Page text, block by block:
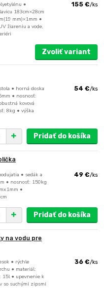
•
183cm×28cm
mm)×1mm •
žiareniu a vode,
155 €/ks
Zvoliť variant
• horná doska
• nosnosť:
kovová
8kg • výška
54 €/ks
Pridať do košíka
• sedák a
• nosnosť: 150kg
•
49 €/ks
Pridať do košíka
na vodu pre
• rýchle
• materiál:
15l • upevnenie k
so suchými zipsmi
36 €/ks